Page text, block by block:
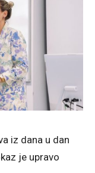
iz dana u dan
je upravo